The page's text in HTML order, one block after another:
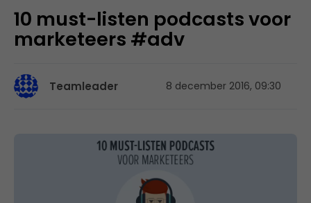
10 must-listen podcasts voor
marketeers #adv
Teamleader 8 december 2016, 09:30